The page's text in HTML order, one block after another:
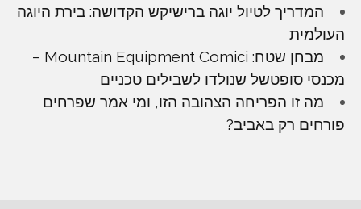
המדריך לטיול יוגה ברישיקש הקדושה: בירת היוגה
העולמית
מבחן שטח: Mountain Equipment Comici –
מכנסי סופטשל שנולדו לשבילים טכניים
מה זו הפריחה הצהובה הזו, ומי אמר שפרחים
פורחים רק באביב?